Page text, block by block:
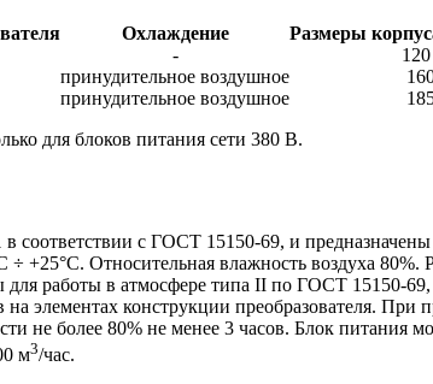
Охлаждение Размеры
-
принудительное воздушное
принудительное воздушное
для блоков питания сети 380 В.
с ГОСТ 15150-69, и
+25°С. Относительная влажность воздуха
работы в атмосфере типа II по ГОСТ 15150-
элементах конструкции преобразователя. При
не более 80% не менее 3 часов. Блок
м3/час.